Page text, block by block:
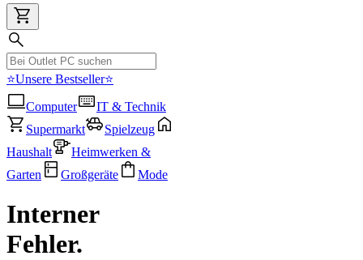
⭐Unsere Bestseller⭐
Computer
IT & Technik
Supermarkt
Spielzeug
Haushalt
Heimwerken &
Garten
Großgeräte Mode
Interner
Fehler.